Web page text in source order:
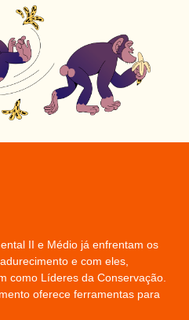
II e Médio já enfrentam os
e com eles,
como Líderes da Conservação.
oferece ferramentas para